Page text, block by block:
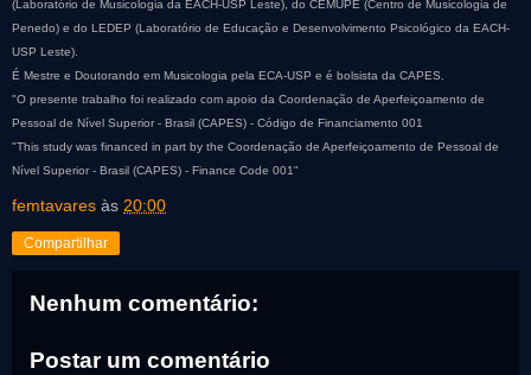
(Laboratório de Musicologia da EACH-USP Leste), do CEMUPE (Centro de Musicologia de
Penedo) e do LEDEP (Laboratório de Educação e Desenvolvimento Psicológico da EACH-
USP Leste).
É Mestre e Doutorando em Musicologia pela ECA-USP e é bolsista da CAPES.
"O presente trabalho foi realizado com apoio da Coordenação de Aperfeiçoamento de
Pessoal de Nível Superior - Brasil (CAPES) - Código de Financiamento 001
"This study was financed in part by the Coordenação de Aperfeiçoamento de Pessoal de
Nível Superior - Brasil (CAPES) - Finance Code 001"
femtavares às 20:00
Compartilhar
Nenhum comentário:
Postar um comentário